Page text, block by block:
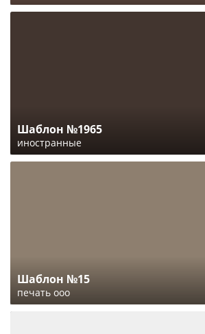
Шаблон №1965
иностранные
Шаблон №15
печать ооо